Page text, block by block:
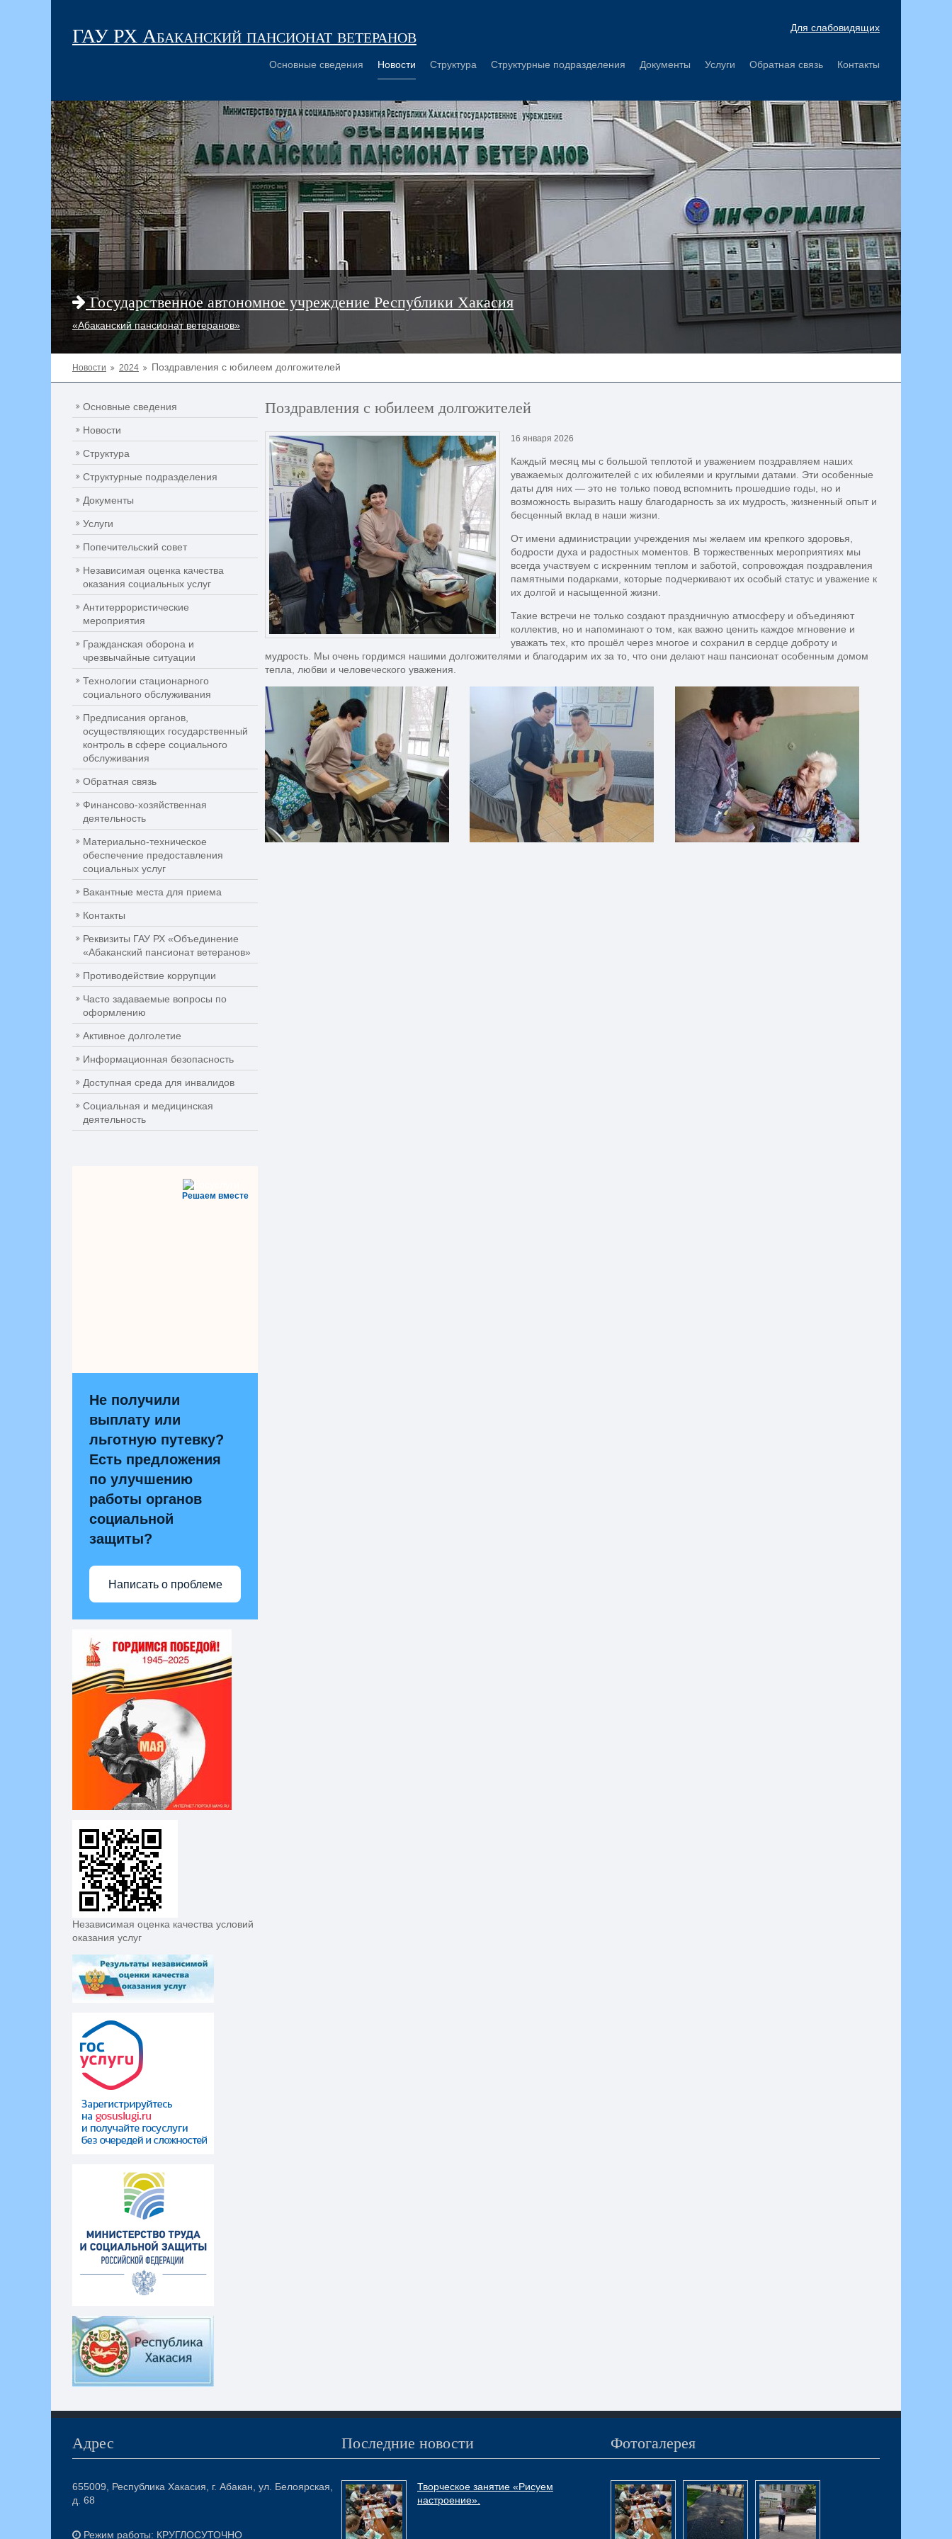
Для слабовидящих
ГАУ РХ Абаканский пансионат ветеранов
Основные сведения Новости Структура Структурные подразделения Документы Услуги Обратная связь Контакты
Государственное автономное учреждение Республики Хакасия
«Абаканский пансионат ветеранов»
Новости 2024 Поздравления с юбилеем долгожителей
Основные сведения
Новости
Структура
Структурные подразделения
Документы
Услуги
Попечительский совет
Независимая оценка качества
оказания социальных услуг
Антитеррористические
мероприятия
Гражданская оборона и
чрезвычайные ситуации
Технологии стационарного
социального обслуживания
Предписания органов,
осуществляющих государственный
контроль в сфере социального
обслуживания
Обратная связь
Финансово-хозяйственная
деятельность
Материально-техническое
обеспечение предоставления
социальных услуг
Вакантные места для приема
Контакты
Реквизиты ГАУ РХ «Объединение
«Абаканский пансионат ветеранов»
Противодействие коррупции
Часто задаваемые вопросы по
оформлению
Активное долголетие
Информационная безопасность
Доступная среда для инвалидов
Социальная и медицинская
деятельность
Решаем вместе
Не получили
выплату или
льготную путевку?
Есть предложения
по улучшению
работы органов
социальной
защиты?
Написать о проблеме
Независимая оценка качества условий
оказания услуг
Поздравления с юбилеем долгожителей
16 января 2026
Каждый месяц мы с большой теплотой и уважением поздравляем наших
уважаемых долгожителей с их юбилеями и круглыми датами. Эти особенные
даты для них — это не только повод вспомнить прошедшие годы, но и
возможность выразить нашу благодарность за их мудрость, жизненный опыт и
бесценный вклад в наши жизни.
От имени администрации учреждения мы желаем им крепкого здоровья,
бодрости духа и радостных моментов. В торжественных мероприятиях мы
всегда участвуем с искренним теплом и заботой, сопровождая поздравления
памятными подарками, которые подчеркивают их особый статус и уважение к
их долгой и насыщенной жизни.
Такие встречи не только создают праздничную атмосферу и объединяют
коллектив, но и напоминают о том, как важно ценить каждое мгновение и
уважать тех, кто прошёл через многое и сохранил в сердце доброту и
мудрость. Мы очень гордимся нашими долгожителями и благодарим их за то, что они делают наш пансионат особенным домом
тепла, любви и человеческого уважения.
Адрес
655009, Республика Хакасия, г. Абакан, ул. Белоярская,
д. 68
Режим работы: КРУГЛОСУТОЧНО
Последние новости
Творческое занятие «Рисуем
настроение».
Фотогалерея